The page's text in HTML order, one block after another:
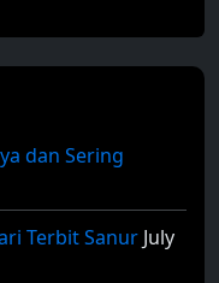
dan Sering
Terbit Sanur July